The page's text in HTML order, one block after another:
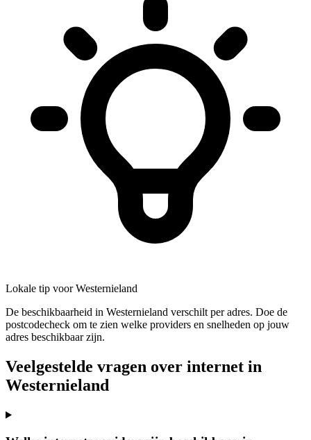
Lokale tip voor Westernieland
De beschikbaarheid in Westernieland verschilt per adres. Doe de
postcodecheck om te zien welke providers en snelheden op jouw
adres beschikbaar zijn.
Veelgestelde vragen over internet in
Westernieland